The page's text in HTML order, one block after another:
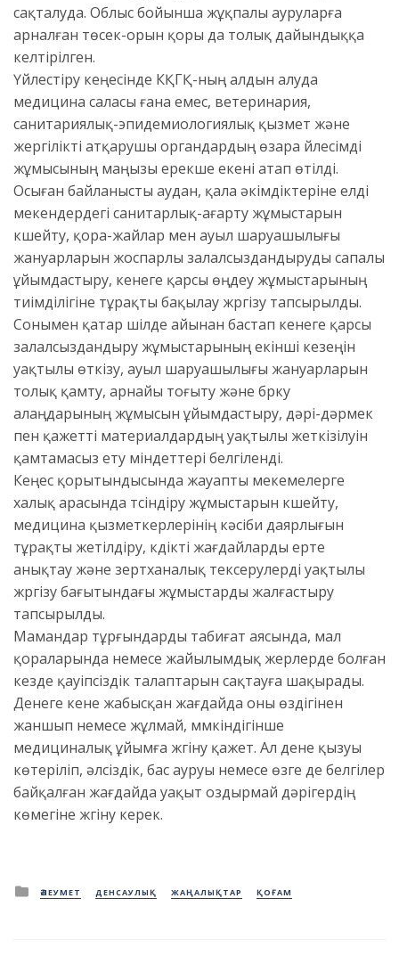
сақталуда. Облыс бойынша жұқпалы ауруларға
арналған төсек-орын қоры да толық дайындыққа
келтірілген.
Үйлестіру кеңесінде КҚГҚ-ның алдын алуда
медицина саласы ғана емес, ветеринария,
санитариялық-эпидемиологиялық қызмет және
жергілікті атқарушы органдардың өзара үйлесімді
жұмысының маңызы ерекше екені атап өтілді.
Осыған байланысты аудан, қала әкімдіктеріне елді
мекендердегі санитарлық-ағарту жұмыстарын
күшейту, қора-жайлар мен ауыл шаруашылығы
жануарларын жоспарлы залалсыздандыруды сапалы
ұйымдастыру, кенеге қарсы өңдеу жұмыстарының
тиімділігіне тұрақты бақылау жүргізу тапсырылды.
Сонымен қатар шілде айынан бастап кенеге қарсы
залалсыздандыру жұмыстарының екінші кезеңін
уақтылы өткізу, ауыл шаруашылығы жануарларын
толық қамту, арнайы тоғыту және бүрку
алаңдарының жұмысын ұйымдастыру, дәрі-дәрмек
пен қажетті материалдардың уақтылы жеткізілуін
қамтамасыз ету міндеттері белгіленді.
Кеңес қорытындысында жауапты мекемелерге
халық арасында түсіндіру жұмыстарын күшейту,
медицина қызметкерлерінің кәсіби даярлығын
тұрақты жетілдіру, күдікті жағдайларды ерте
анықтау және зертханалық тексерулерді уақтылы
жүргізу бағытындағы жұмыстарды жалғастыру
тапсырылды.
Мамандар тұрғындарды табиғат аясында, мал
қораларында немесе жайылымдық жерлерде болған
кезде қауіпсіздік талаптарын сақтауға шақырады.
Денеге кене жабысқан жағдайда оны өздігінен
жаншып немесе жұлмай, мүмкіндігінше
медициналық ұйымға жүгіну қажет. Ал дене қызуы
көтеріліп, әлсіздік, бас ауруы немесе өзге де белгілер
байқалған жағдайда уақыт оздырмай дәрігердің
көмегіне жүгіну керек.
Posted
in
ӘЛЕУМЕТ ДЕНСАУЛЫҚ ЖАҢАЛЫҚТАР ҚОҒАМ